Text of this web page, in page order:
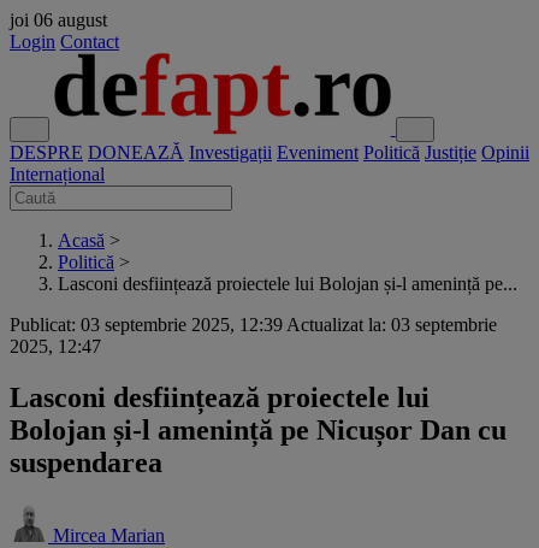
joi 06 august
Login Contact
DESPRE DONEAZĂ Investigații Eveniment Politică Justiție Opinii
Internațional
Acasă >
Politică >
Lasconi desființează proiectele lui Bolojan și-l amenință pe...
Publicat: 03 septembrie 2025, 12:39 Actualizat la: 03 septembrie
2025, 12:47
Lasconi desființează proiectele lui
Bolojan și-l amenință pe Nicușor Dan cu
suspendarea
Mircea Marian